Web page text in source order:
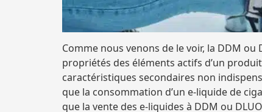
Comme nous venons de le voir, la DDM
propriétés des éléments actifs d’un
caractéristiques secondaires non
que la consommation d’un e-liquide de
que la vente des e-liquides à DDM ou